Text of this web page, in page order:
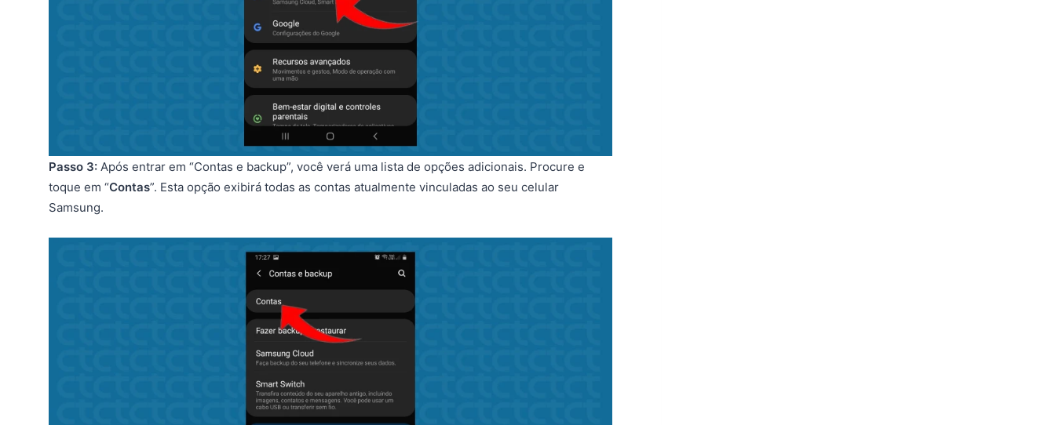
Passo 3: Após entrar em “Contas e backup”, você verá uma lista de opções adicionais. Procure e
toque em “Contas”. Esta opção exibirá todas as contas atualmente vinculadas ao seu celular
Samsung.